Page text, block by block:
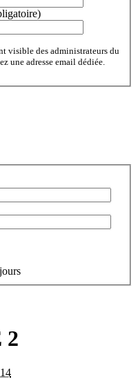
email (obligatoire)
visible des administrateurs du
une adresse email dédiée.
2